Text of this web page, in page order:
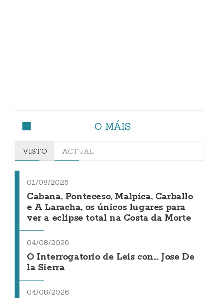
O MÁIS
VISTO ACTUAL
01/08/2026
Cabana, Ponteceso, Malpica, Carballo
e A Laracha, os únicos lugares para
ver a eclipse total na Costa da Morte
04/08/2026
O Interrogatorio de Leis con... Jose De
la Sierra
04/08/2026